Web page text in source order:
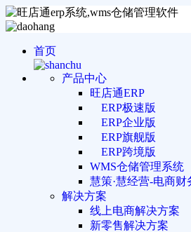
首页
产品中心
旺店通ERP
ERP极速版
ERP企业版
ERP旗舰版
ERP跨境版
WMS仓储管理系统
慧策·慧经营-电商财
解决方案
线上电商解决方案
新零售解决方案